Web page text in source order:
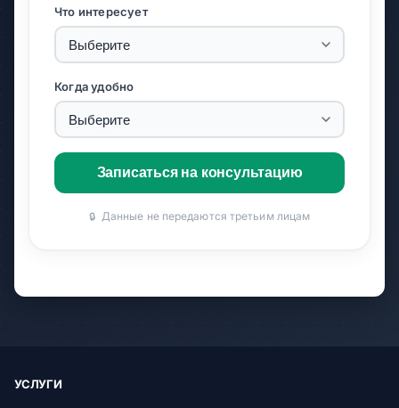
Что интересует
Когда удобно
Записаться на консультацию
🔒 Данные не передаются третьим лицам
УСЛУГИ